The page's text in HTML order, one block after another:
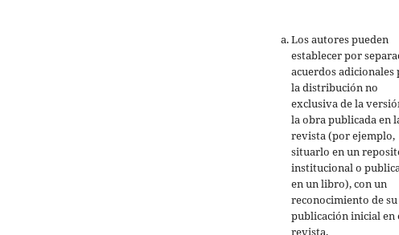
Los autores pueden
establecer por
acuerdos adicionales
la distribución no
exclusiva de la
la obra publicada en
revista (por ejemplo,
situarlo en un
institucional o
en un libro), con un
reconocimiento de su
publicación inicial en
revista.